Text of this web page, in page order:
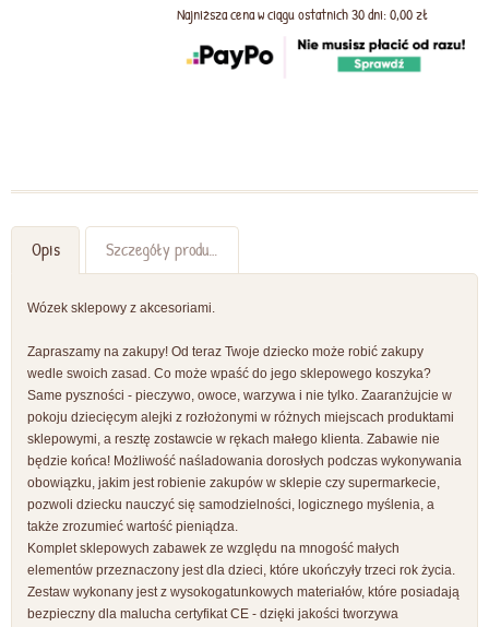
Najniższa cena w ciągu ostatnich 30 dni: 0,00 zł
Opis Szczegóły produktu
Wózek sklepowy z akcesoriami.
Zapraszamy na zakupy! Od teraz Twoje dziecko może robić zakupy
wedle swoich zasad. Co może wpaść do jego sklepowego koszyka?
Same pyszności - pieczywo, owoce, warzywa i nie tylko. Zaaranżujcie w
pokoju dziecięcym alejki z rozłożonymi w różnych miejscach produktami
sklepowymi, a resztę zostawcie w rękach małego klienta. Zabawie nie
będzie końca! Możliwość naśladowania dorosłych podczas wykonywania
obowiązku, jakim jest robienie zakupów w sklepie czy supermarkecie,
pozwoli dziecku nauczyć się samodzielności, logicznego myślenia, a
także zrozumieć wartość pieniądza.
Komplet sklepowych zabawek ze względu na mnogość małych
elementów przeznaczony jest dla dzieci, które ukończyły trzeci rok życia.
Zestaw wykonany jest z wysokogatunkowych materiałów, które posiadają
bezpieczny dla malucha certyfikat CE - dzięki jakości tworzywa